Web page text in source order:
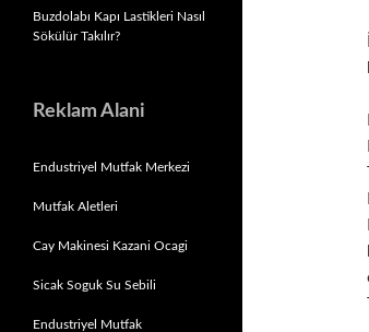
Buzdolabı Kapı Lastikleri Nasıl
Sökülür Takılır?
Reklam Alani
Endustriyel Mutfak Merkezi
Mutfak Aletleri
Cay Makinesi Kazani Ocagi
Sicak Soguk Su Sebili
Endustriyel Mutfak